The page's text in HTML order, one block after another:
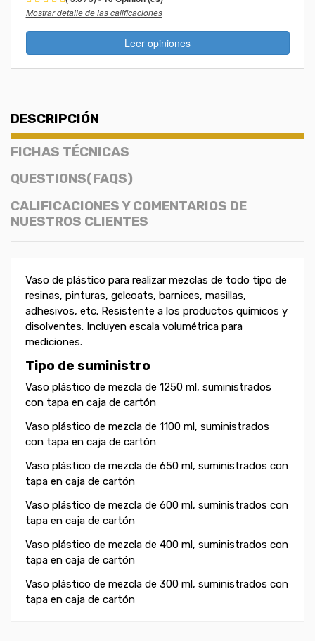
Mostrar detalle de las calificaciones
Leer opiniones
DESCRIPCIÓN
FICHAS TÉCNICAS
QUESTIONS(FAQS)
CALIFICACIONES Y COMENTARIOS DE
NUESTROS CLIENTES
Vaso de plástico para realizar mezclas de todo tipo de
resinas, pinturas, gelcoats, barnices, masillas,
adhesivos, etc. Resistente a los productos químicos y
disolventes. Incluyen escala volumétrica para
mediciones.
Tipo de suministro
Vaso plástico de mezcla de 1250 ml, suministrados
con tapa en caja de cartón
Vaso plástico de mezcla de 1100 ml, suministrados
con tapa en caja de cartón
Vaso plástico de mezcla de 650 ml, suministrados con
tapa en caja de cartón
Vaso plástico de mezcla de 600 ml, suministrados con
tapa en caja de cartón
Vaso plástico de mezcla de 400 ml, suministrados con
tapa en caja de cartón
Vaso plástico de mezcla de 300 ml, suministrados con
tapa en caja de cartón